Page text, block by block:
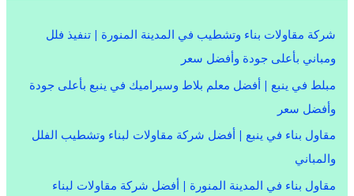
شركة مقاولات بناء وتشطيب في المدينة المنورة | تنفيذ فلل
ومباني بأعلى جودة وأفضل سعر
مبلط في ينبع | أفضل معلم بلاط وسيراميك في ينبع بأعلى جودة
وأفضل سعر
مقاول بناء في ينبع | أفضل شركة مقاولات لبناء وتشطيب الفلل
والمباني
مقاول بناء في المدينة المنورة | أفضل شركة مقاولات لبناء